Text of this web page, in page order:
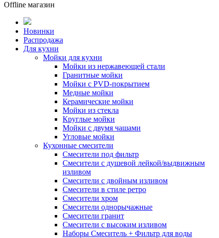
Offline магазин
Новинки
Распродажа
Для кухни
Мойки для кухни
Мойки из нержавеющей стали
Гранитные мойки
Мойки с PVD-покрытием
Медные мойки
Керамические мойки
Мойки из стекла
Круглые мойки
Мойки с двумя чашами
Угловые мойки
Кухонные смесители
Смесители под фильтр
Смесители с душевой лейкой/выдвижным
изливом
Смесители с двойным изливом
Смесители в стиле ретро
Смесители хром
Смесители однорычажные
Смесители гранит
Смесители с высоким изливом
Наборы Смеситель + Фильтр для воды